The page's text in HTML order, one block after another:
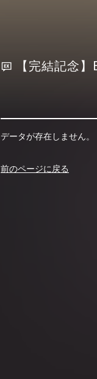
【完結記念
データが存在しません。
前のページに戻る